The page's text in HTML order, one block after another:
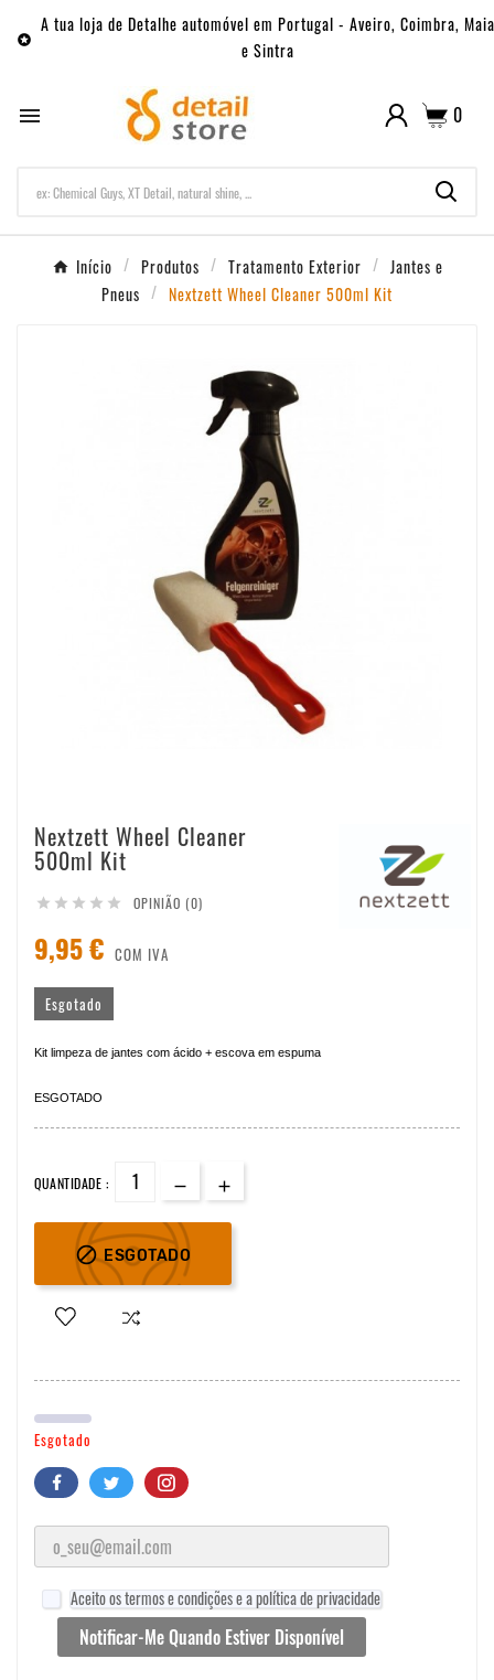

A tua loja de Detalhe automóvel em Portugal - Aveiro, Coimbra, Maia
e Sintra
 0
Início Produtos Tratamento Exterior
Jantes e
Pneus
Nextzett Wheel Cleaner 500ml Kit
Nextzett Wheel Cleaner
500ml Kit
     OPINIÃO (0)
9,95 € COM IVA
Esgotado
Kit limpeza de jantes com ácido + escova em espuma
ESGOTADO
QUANTIDADE :
 ESGOTADO
Esgotado
Aceito os termos e condições e a política de privacidade
Notificar-Me Quando Estiver Disponível